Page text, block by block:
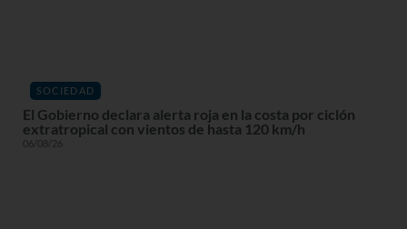
SOCIEDAD
El Gobierno declara alerta roja en la costa por ciclón
extratropical con vientos de hasta 120 km/h
06/08/26